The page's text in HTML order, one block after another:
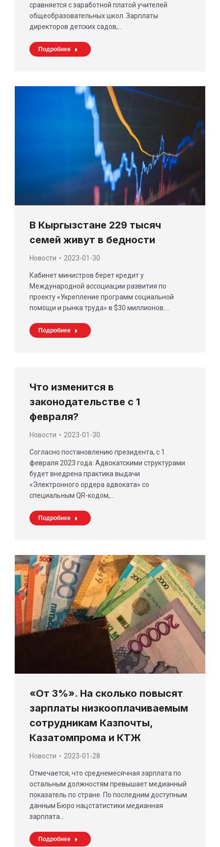
сравняется с заработной платой учителей
общеобразовательных школ. Зарплаты
директоров детских садов,…
Подробнее
В Кыргызстане 229 тысяч
семей живут в бедности
Новости 2023-01-30
Кабинет министров берет кредит у
Международной ассоциации развития по
проекту «Укрепление программ социальной
помощи и рынка труда» в $30 миллионов.…
Подробнее
Что изменится в
законодательстве с 1
февраля?
Новости 2023-01-30
Согласно постановлению президента, с 1
февраля 2023 года: Адвокатскими структурами
будет внедрена практика выдачи
«Электронного ордера адвоката» со
специальным QR-кодом,…
Подробнее
«От 3%». На сколько повысят
зарплаты низкооплачиваемым
сотрудникам Казпочты,
Казатомпрома и КТЖ
Новости 2023-01-28
Отмечается, что среднемесячная зарплата по
остальным должностям превышает медианный
показатель по стране. По последним доступным
данным Бюро нацстатистики медианная
зарплата…
Подробнее